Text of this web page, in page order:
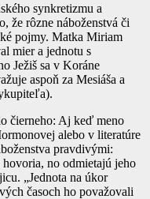
synkretizmu a
že rôzne náboženstvá či
pojmy. Matka Miriam
mier a jednotu s
Ježiš sa v Koráne
aspoň za Mesiáša a
čierneho: Aj keď meno
alebo v literatúre
pravdivými:
no odmietajú jeho
„Jednota na úkor
časoch ho považovali